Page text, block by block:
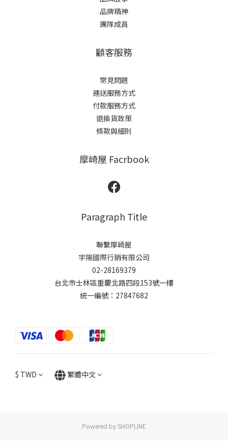
品牌精神
團隊成員
顧客服務
常見問題
運送服務方式
付款服務方式
退換貨政策
條款與細則
摩崎屋 Facrbook
Paragraph Title
聯繫摩崎屋
宇陽國際行銷有限公司
02-28169379
台北市士林區重慶北路四段153號一樓
統一編號：27847682
$ TWD 繁體中文
Powered by SHOPLINE